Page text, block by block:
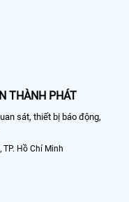
THÀNH PHÁT
sát, thiết bị báo động,
Hồ Chí Minh